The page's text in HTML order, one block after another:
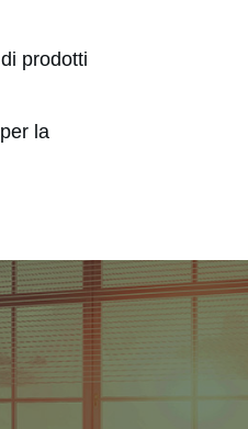
prodotti
la